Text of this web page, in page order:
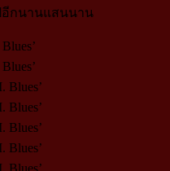
อีกนานแสนนาน